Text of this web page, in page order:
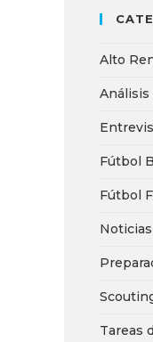
Alto
Análisis
Fútbol
Fútbol
Noticias
Tareas